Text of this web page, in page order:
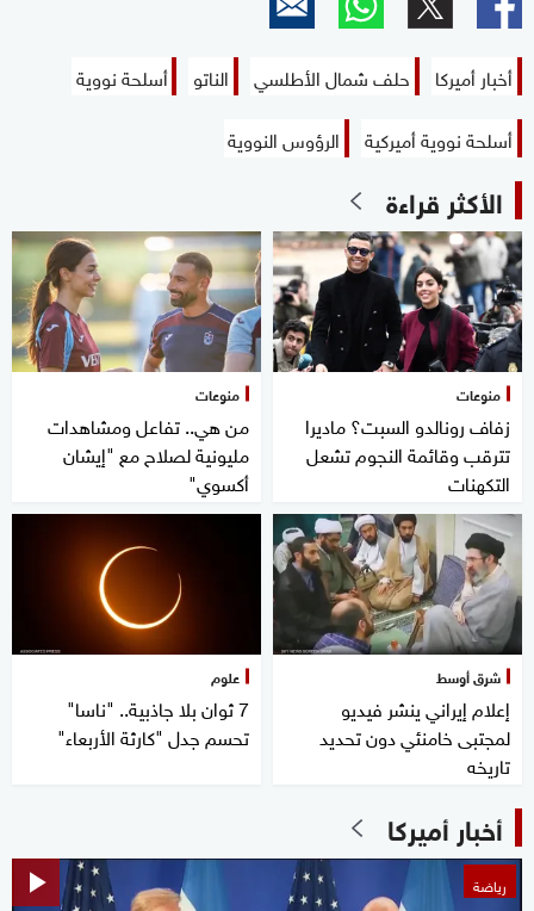
أخبار أميركا حلف شمال الأطلسي الناتو
أسلحة نووية
أسلحة نووية أميركية
الرؤوس النووية
الأكثر قراءة
منوعات
زفاف رونالدو السبت؟ ماديرا
تترقب وقائمة النجوم تشعل
التكهنات
منوعات
من هي.. تفاعل ومشاهدات
مليونية لصلاح مع "إيشان
أكسوي"
شرق أوسط
إعلام إيراني ينشر فيديو
لمجتبى خامنئي دون تحديد
تاريخه
علوم
7 ثوان بلا جاذبية.. "ناسا"
تحسم جدل "كارثة الأربعاء"
أخبار أميركا
رياضة